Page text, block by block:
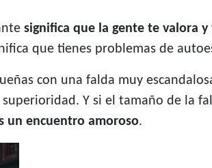
significa que la gente te valora
que tienes problemas de
con una falda muy
Y si el tamaño de la
un encuentro amoroso.